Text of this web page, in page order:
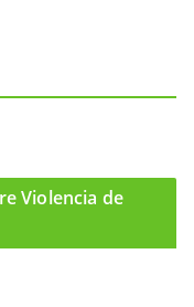
Violencia de